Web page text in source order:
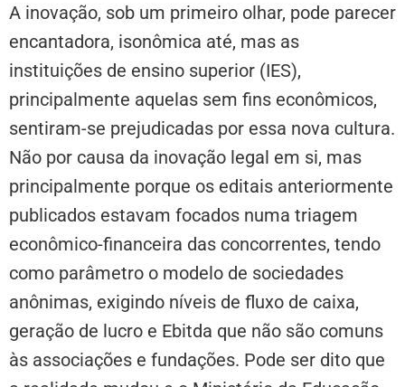
A inovação, sob um primeiro olhar, pode parecer
encantadora, isonômica até, mas as
instituições de ensino superior (IES),
principalmente aquelas sem fins econômicos,
sentiram-se prejudicadas por essa nova cultura.
Não por causa da inovação legal em si, mas
principalmente porque os editais anteriormente
publicados estavam focados numa triagem
econômico-financeira das concorrentes, tendo
como parâmetro o modelo de sociedades
anônimas, exigindo níveis de fluxo de caixa,
geração de lucro e Ebitda que não são comuns
às associações e fundações. Pode ser dito que